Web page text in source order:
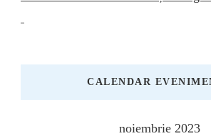
CALENDAR
noiembrie 2023